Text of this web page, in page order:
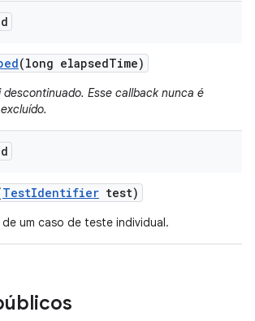
(long elapsedTime)
descontinuado. Esse callback nunca é
TestIdentifier test)
um caso de teste individual.